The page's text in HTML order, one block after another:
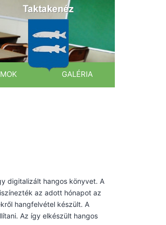
GALÉRIA
digitalizált hangos könyvet. A
az adott hónapot az
hangfelvétel készült. A
Az így elkészült hangos